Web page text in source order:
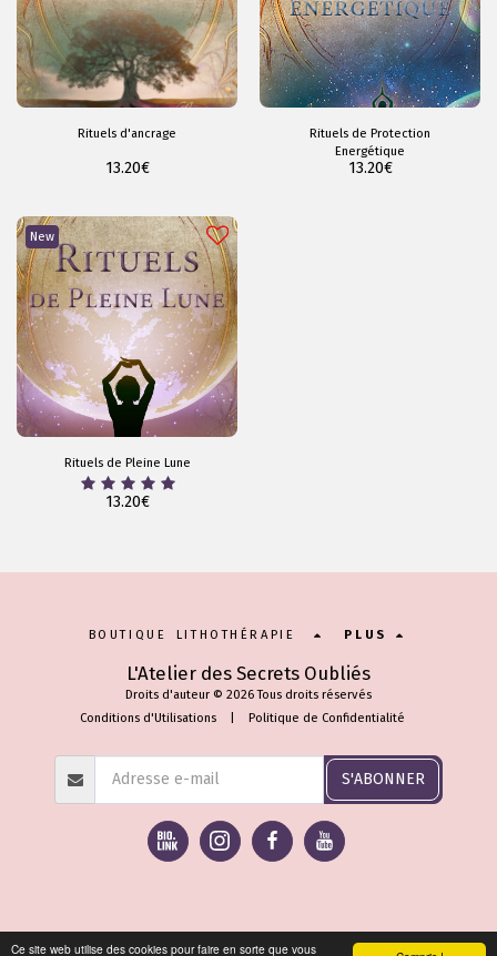
Ce site web utilise des cookies pour faire en sorte que vous
Rituels d'ancrage
13.20€
Rituels de Protection
Energétique
13.20€
New
Rituels de Pleine Lune
13.20€
L'Atelier des Secrets Oubliés
Droits d'auteur © 2026 Tous droits réservés
Conditions d'Utilisations| Politique de Confidentialité
BOUTIQUE LITHOTHÉRAPIE PLUS
S'ABONNER